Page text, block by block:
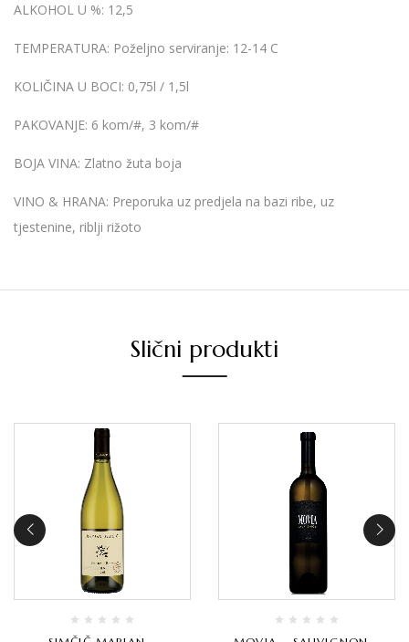
ALKOHOL U %: 12,5
TEMPERATURA: Poželjno serviranje: 12-14 C
KOLIČINA U BOCI: 0,75l / 1,5l
PAKOVANJE: 6 kom/#, 3 kom/#
BOJA VINA: Zlatno žuta boja
VINO & HRANA: Preporuka uz predjela na bazi ribe, uz
tjestenine, riblji rižoto
Slični produkti